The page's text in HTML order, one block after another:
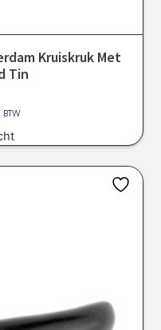
Kruiskruk Met
Tin